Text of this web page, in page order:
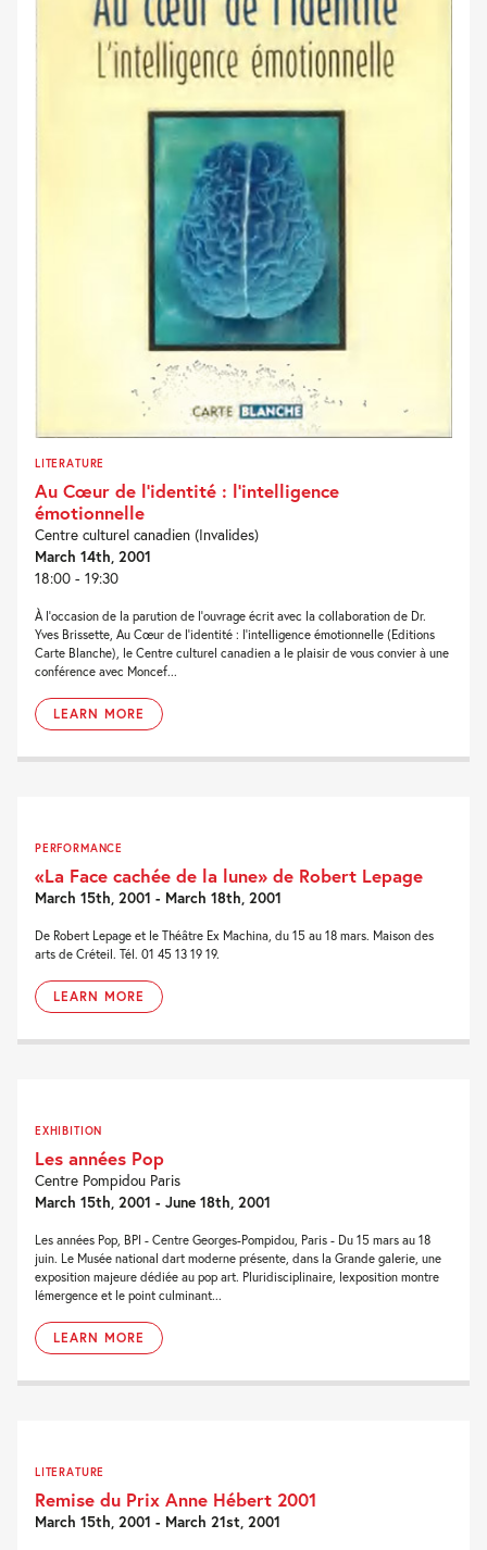
LITERATURE
Au Cœur de l’identité : l’intelligence
émotionnelle
Centre culturel canadien (Invalides)
March 14th, 2001
18:00 - 19:30
À l'occasion de la parution de l'ouvrage écrit avec la collaboration de Dr.
Yves Brissette, Au Cœur de l'identité : l'intelligence émotionnelle (Editions
Carte Blanche), le Centre culturel canadien a le plaisir de vous convier à une
conférence avec Moncef...
LEARN MORE
PERFORMANCE
«La Face cachée de la lune» de Robert Lepage
March 15th, 2001 - March 18th, 2001
De Robert Lepage et le Théâtre Ex Machina, du 15 au 18 mars. Maison des
arts de Créteil. Tél. 01 45 13 19 19.
LEARN MORE
EXHIBITION
Les années Pop
Centre Pompidou Paris
March 15th, 2001 - June 18th, 2001
Les années Pop, BPI - Centre Georges-Pompidou, Paris - Du 15 mars au 18
juin. Le Musée national dart moderne présente, dans la Grande galerie, une
exposition majeure dédiée au pop art. Pluridisciplinaire, lexposition montre
lémergence et le point culminant...
LEARN MORE
LITERATURE
Remise du Prix Anne Hébert 2001
March 15th, 2001 - March 21st, 2001